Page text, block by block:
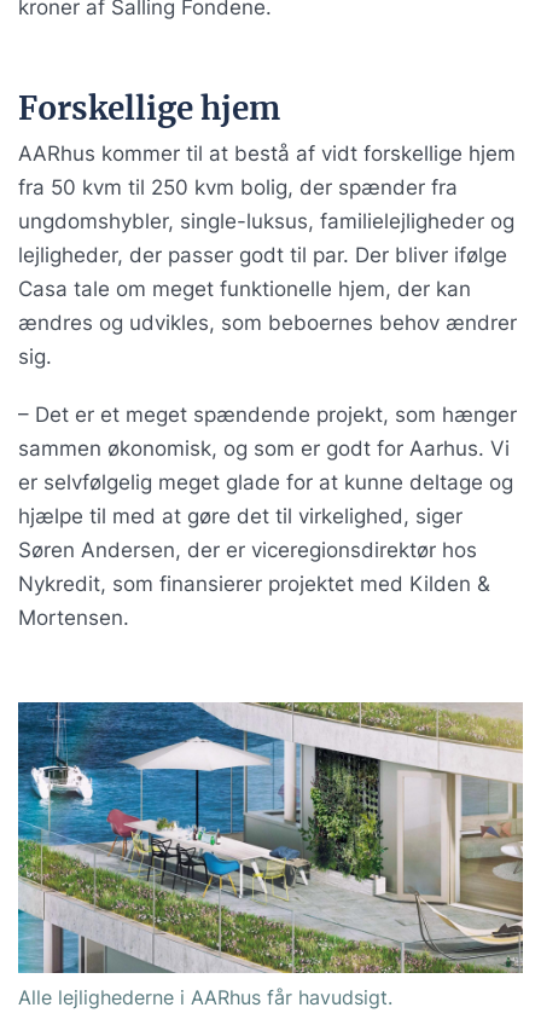
kroner af Salling Fondene.
Forskellige hjem
AARhus kommer til at bestå af vidt forskellige hjem
fra 50 kvm til 250 kvm bolig, der spænder fra
ungdomshybler, single-luksus, familielejligheder og
lejligheder, der passer godt til par. Der bliver ifølge
Casa tale om meget funktionelle hjem, der kan
ændres og udvikles, som beboernes behov ændrer
sig.
– Det er et meget spændende projekt, som hænger
sammen økonomisk, og som er godt for Aarhus. Vi
er selvfølgelig meget glade for at kunne deltage og
hjælpe til med at gøre det til virkelighed, siger
Søren Andersen, der er viceregionsdirektør hos
Nykredit, som finansierer projektet med Kilden &
Mortensen.
Alle lejlighederne i AARhus får havudsigt.